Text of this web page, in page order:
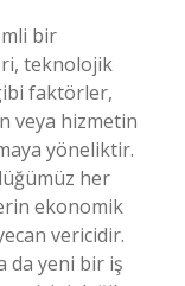
bir
teknolojik
faktörler,
veya hizmetin
yöneliktir.
her
ekonomik
vericidir.
da yeni bir iş